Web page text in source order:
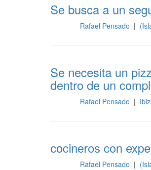
Se busca a un
Rafael Pensado |
Se necesita un
dentro de un
Rafael Pensado |
cocineros con
Rafael Pensado |